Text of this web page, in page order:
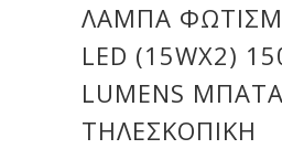
ΛΆΜΠΑ
LED (15WX2)
LUMENS
ΤΗΛΕΣΚΟΠΙΚΉ